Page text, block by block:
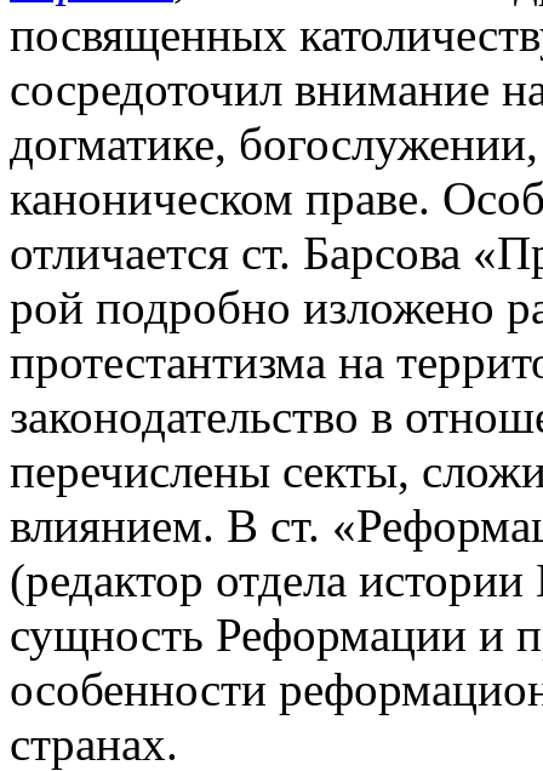
посвященных
сосредоточил внимание
догматике,
каноническом праве.
отличается ст. Барсова
рой подробно изложено
протестантизма на
законодательство в
перечислены секты,
влиянием. В ст.
(редактор отдела
сущность Реформации и
особенности
странах.